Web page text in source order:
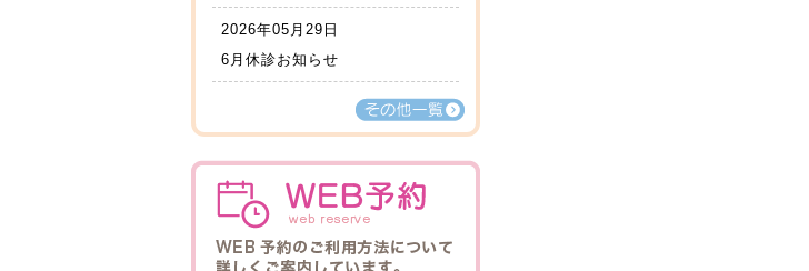
2026年05月29日
6月休診お知らせ